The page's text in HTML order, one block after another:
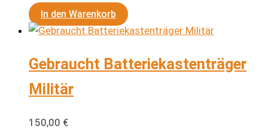
werden
In den Warenkorb
Gebraucht Batteriekastenträger
Militär
150,00 €